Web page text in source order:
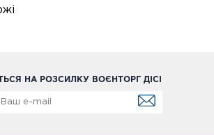
НА РОЗСИЛКУ ВОЄНТОРГ ДІСІ